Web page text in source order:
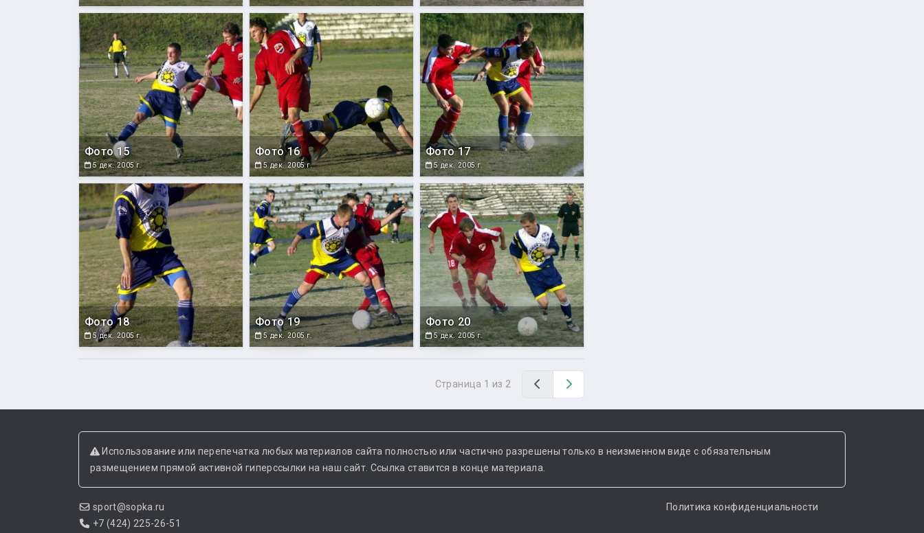
Фото 15
5 дек. 2005 г.
Фото 16
5 дек. 2005 г.
Фото 17
5 дек. 2005 г.
Фото 18
5 дек. 2005 г.
Фото 19
5 дек. 2005 г.
Фото 20
5 дек. 2005 г.
Страница 1 из 2 Назад
Использование или перепечатка любых материалов сайта полностью или частично разрешены только в неизменном виде с обязательным
размещением прямой активной гиперссылки на наш сайт. Ссылка ставится в конце материала.
sport@sopka.ru
+7 (424) 225-26-51
Политика конфиденциальности